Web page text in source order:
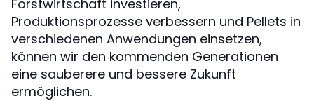
Forstwirtschaft investieren,
Produktionsprozesse verbessern und Pellets in
verschiedenen Anwendungen einsetzen,
können wir den kommenden Generationen
eine sauberere und bessere Zukunft
ermöglichen.